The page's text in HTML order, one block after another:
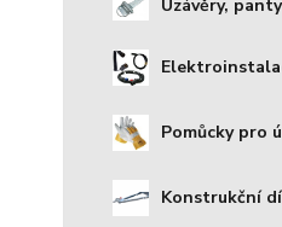
Uzávěry, panty
Pomůcky pro
Konstrukční